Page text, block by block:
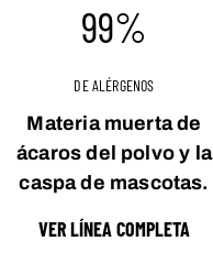
99%
DE ALÉRGENOS
Materia muerta de
ácaros del polvo y la
caspa de mascotas.
VER LÍNEA COMPLETA